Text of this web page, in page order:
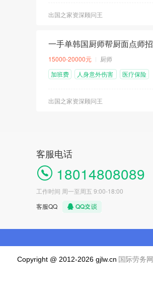
出国之家资深顾问王
15000-20000元
厨师
加班费
人身意外伤害
医疗保险
出国之家资深顾问王
客服电话
18014808089
工作时间 周一至周五 9:00-18:00
客服QQ
Copyright @ 2012-2026 gjlw.cn 国际劳务网